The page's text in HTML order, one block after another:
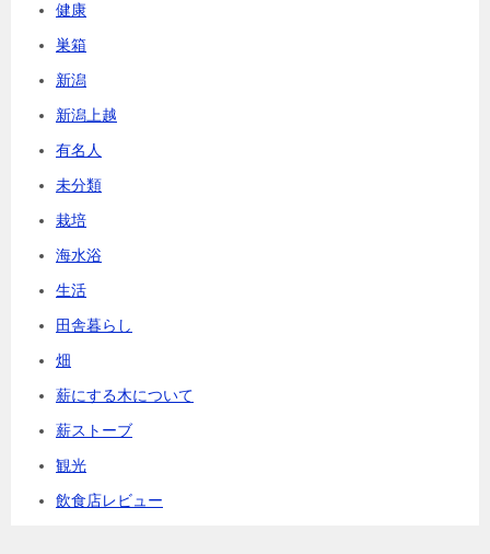
健康
巣箱
新潟
新潟上越
有名人
未分類
栽培
海水浴
生活
田舎暮らし
畑
薪にする木について
薪ストーブ
観光
飲食店レビュー